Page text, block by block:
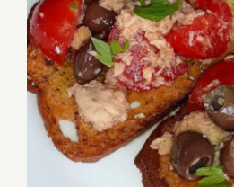
Bruschetta di Altamura®
tonno e